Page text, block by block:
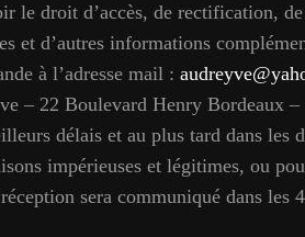
le droit d’accès, de rectification,
et d’autres informations
à l’adresse mail :
– 22 Boulevard Henry Bordeaux
délais et au plus tard dans les
impérieuses et légitimes, ou
sera communiqué dans les